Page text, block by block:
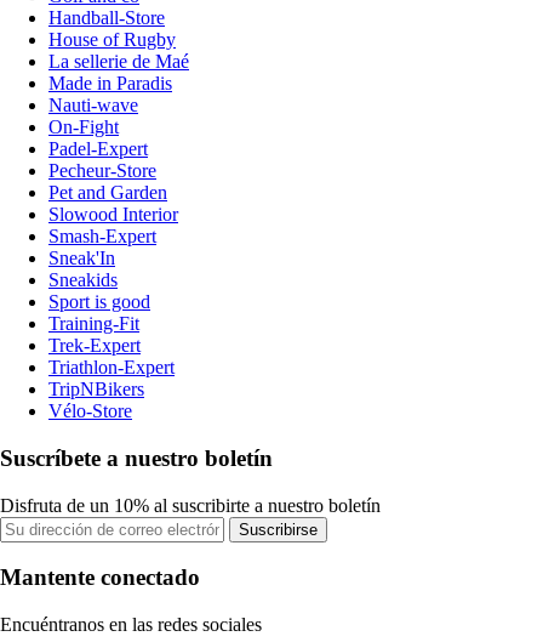
Handball-Store
House of Rugby
La sellerie de Maé
Made in Paradis
Nauti-wave
On-Fight
Padel-Expert
Pecheur-Store
Pet and Garden
Slowood Interior
Smash-Expert
Sneak'In
Sneakids
Sport is good
Training-Fit
Trek-Expert
Triathlon-Expert
TripNBikers
Vélo-Store
Suscríbete a nuestro boletín
Disfruta de un 10% al suscribirte a nuestro boletín
Suscribirse
Mantente conectado
Encuéntranos en las redes sociales